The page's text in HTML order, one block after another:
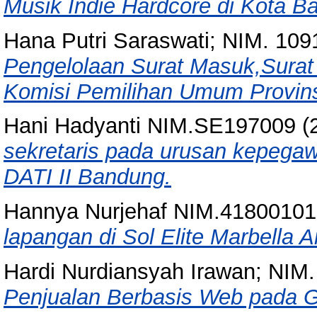
Musik Indie Hardcore di Kota
Hana Putri Saraswati; NIM.
Pengelolaan Surat
Komisi Pemilihan Umum
Hani Hadyanti NIM.SE197009
sekretaris pada urusan
DATI II Bandung.
Hannya Nurjehaf NIM.41800101
lapangan di Sol Elite Marbella
Hardi Nurdiansyah Irawan;
Penjualan Berbasis Web pada